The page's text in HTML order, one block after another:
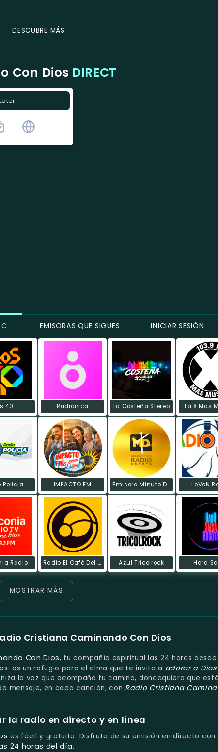
DESCUBRE MÁS
Con Dios DIRECT
EMISORAS QUE SIGUES INICIAR SESIÓN
40 Radiónica La Costeña Stereo La X Mas
Policia IMPACTO FM Emisora Minuto De Dios LeVeN
Radio Radio El Café Del Mundo Azul Tricolrock Hard
MOSTRAR MÁS
Cristiana Caminando Con Dios
Con Dios, tu compañía espiritual las 24 horas desde
es un refugio para el alma que te invita a adorar a Dios
la voz que acompaña tu camino, dondequiera que
mensaje, en cada canción, con Radio Cristiana
la radio en directo y en línea
es fácil y gratuito. Disfruta de su emisión en directo con
24 horas del día.